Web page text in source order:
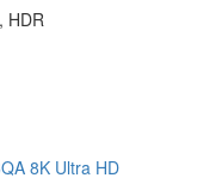
HDR